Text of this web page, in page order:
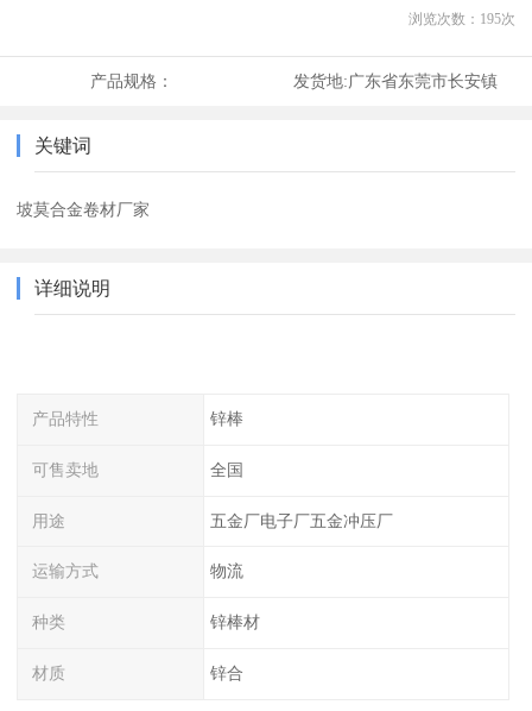
浏览次数： 195次
产品规格： 发货地:广东省东莞市长安镇
关键词
坡莫合金卷材厂家
详细说明
产品特性 锌棒
可售卖地 全国
用途 五金厂电子厂五金冲压厂
运输方式 物流
种类 锌棒材
材质 锌合